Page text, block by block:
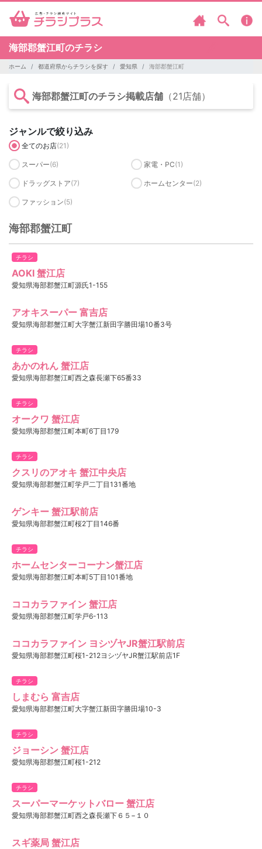
海部郡蟹江町のチラシ
ホーム 都道府県からチラシを探す 愛知県 海部郡蟹江町
海部郡蟹江町のチラシ掲載店舗 （21店舗）
ジャンルで絞り込み
全てのお店(21)
スーパー(6) 家電・PC(1)
ドラッグストア(7) ホームセンター(2)
ファッション(5)
海部郡蟹江町
チラシ
AOKI 蟹江店
愛知県海部郡蟹江町源氏1-155
アオキスーパー 富吉店
愛知県海部郡蟹江町大字蟹江新田字勝田場10番3号
チラシ
あかのれん 蟹江店
愛知県海部郡蟹江町西之森長瀬下65番33
チラシ
オークワ 蟹江店
愛知県海部郡蟹江町本町6丁目179
チラシ
クスリのアオキ 蟹江中央店
愛知県海部郡蟹江町学戸二丁目131番地
ゲンキー 蟹江駅前店
愛知県海部郡蟹江町桜2丁目146番
チラシ
ホームセンターコーナン蟹江店
愛知県海部郡蟹江町本町5丁目101番地
ココカラファイン 蟹江店
愛知県海部郡蟹江町学戸6-113
ココカラファイン ヨシヅヤJR蟹江駅前店
愛知県海部郡蟹江町桜1-212ヨシヅヤJR蟹江駅前店1F
チラシ
しまむら 富吉店
愛知県海部郡蟹江町大字蟹江新田字勝田場10-3
チラシ
ジョーシン 蟹江店
愛知県海部郡蟹江町桜1-212
チラシ
スーパーマーケットバロー 蟹江店
愛知県海部郡蟹江町西之森長瀬下６５−１０
スギ薬局 蟹江店